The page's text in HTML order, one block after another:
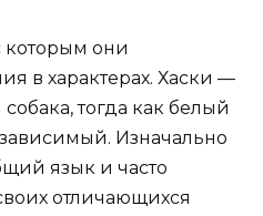
которым они
в характерах. Хаски —
тогда как белый
Изначально
язык и часто
отличающихся